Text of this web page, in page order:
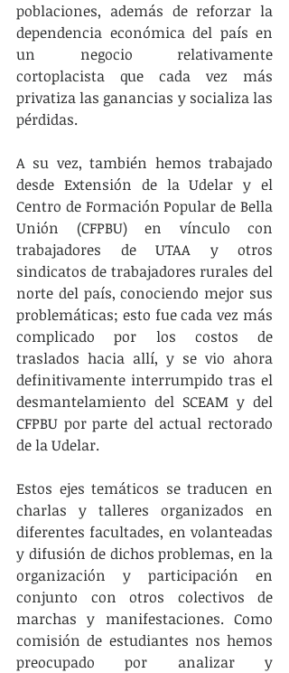
poblaciones, además de reforzar la
dependencia económica del país en
un negocio relativamente
cortoplacista que cada vez más
privatiza las ganancias y socializa las
pérdidas.
A su vez, también hemos trabajado
desde Extensión de la Udelar y el
Centro de Formación Popular de Bella
Unión (CFPBU) en vínculo con
trabajadores de UTAA y otros
sindicatos de trabajadores rurales del
norte del país, conociendo mejor sus
problemáticas; esto fue cada vez más
complicado por los costos de
traslados hacia allí, y se vio ahora
definitivamente interrumpido tras el
desmantelamiento del SCEAM y del
CFPBU por parte del actual rectorado
de la Udelar.
Estos ejes temáticos se traducen en
charlas y talleres organizados en
diferentes facultades, en volanteadas
y difusión de dichos problemas, en la
organización y participación en
conjunto con otros colectivos de
marchas y manifestaciones. Como
comisión de estudiantes nos hemos
preocupado por analizar y